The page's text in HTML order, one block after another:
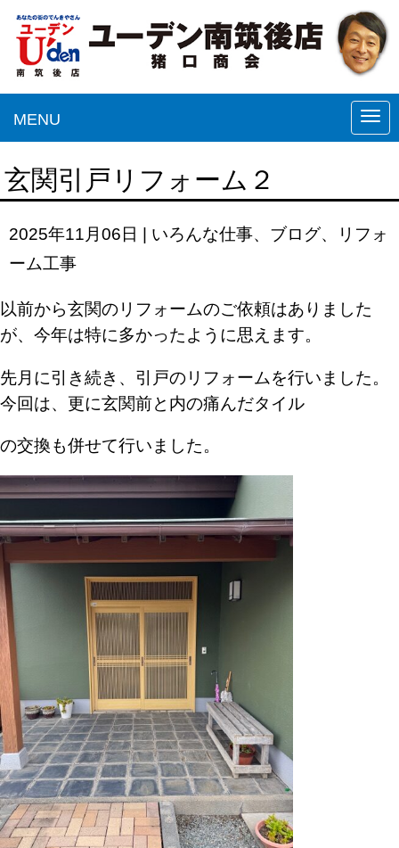
N
a
i
a
o
MENU
玄関引戸リフォーム２
2025年11月06日 いろんな仕事、 ブログ、
リフォ
ーム工事
以前から玄関のリフォームのご依頼はありました
が、今年は特に多かったよう に思えます。
先月に引き続き、引戸のリフォームを行いました。
今回は、更に玄関前と内の痛んだタイル
の交換も併せて行いました。